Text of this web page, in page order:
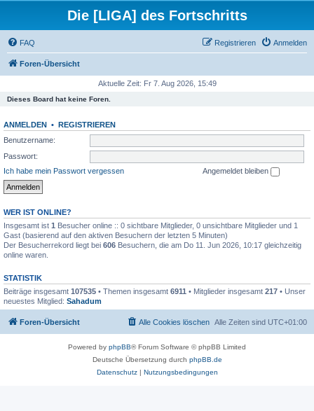
Die [LIGA] des Fortschritts
FAQ Anmelden
Registrieren
Foren-Übersicht
Aktuelle Zeit: Fr 7. Aug 2026, 15:49
Dieses Board hat keine Foren.
ANMELDEN • REGISTRIEREN
Benutzername:
Passwort:
Ich habe mein Passwort vergessen
Angemeldet bleiben
WER IST ONLINE?
Insgesamt ist 1 Besucher online :: 0 sichtbare Mitglieder, 0 unsichtbare Mitglieder und 1
Gast (basierend auf den aktiven Besuchern der letzten 5 Minuten)
Der Besucherrekord liegt bei 606 Besuchern, die am Do 11. Jun 2026, 10:17 gleichzeitig
online waren.
STATISTIK
Beiträge insgesamt 107535 • Themen insgesamt 6911 • Mitglieder insgesamt 217 • Unser
neuestes Mitglied: Sahadum
Foren-Übersicht Alle Zeiten sind UTC+01:00
Alle Cookies löschen
Powered by phpBB® Forum Software © phpBB Limited
Deutsche Übersetzung durch phpBB.de
Datenschutz| Nutzungsbedingungen